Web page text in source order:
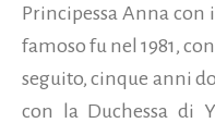
Principessa Anna
famoso fu nel 1981,
seguito, cinque anni
con la Duchessa di